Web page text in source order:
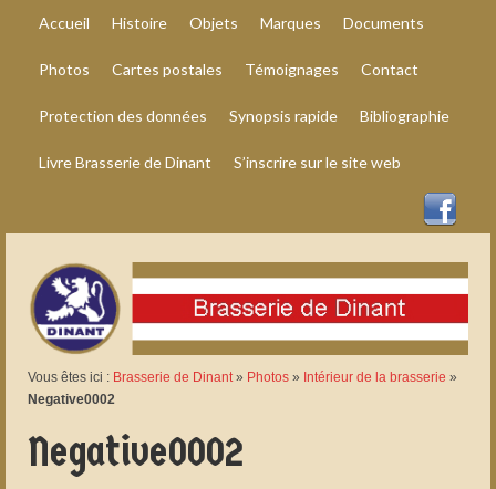
Accueil Histoire Objets Marques Documents
Photos Cartes postales Témoignages Contact
Protection des données Synopsis rapide Bibliographie
Livre Brasserie de Dinant S’inscrire sur le site web
Vous êtes ici : Brasserie de Dinant» Photos » Intérieur de la brasserie »
Negative0002
Negative0002